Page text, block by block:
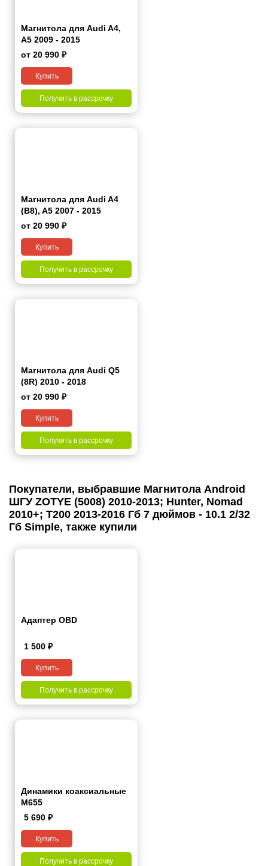
Магнитола для Audi A4,
A5 2009 - 2015
от 20 990 ₽
Купить
Получить в рассрочку
Магнитола для Audi A4
(B8), A5 2007 - 2015
от 20 990 ₽
Купить
Получить в рассрочку
Магнитола для Audi Q5
(8R) 2010 - 2018
от 20 990 ₽
Купить
Получить в рассрочку
Покупатели, выбравшие Магнитола Android
ШГУ ZOTYE (5008) 2010-2013; Hunter, Nomad
2010+; T200 2013-2016 Гб 7 дюймов - 10.1 2/32
Гб Simple, также купили
Адаптер OBD
1 500 ₽
Купить
Получить в рассрочку
Динамики коаксиальные
М655
5 690 ₽
Купить
Получить в рассрочку